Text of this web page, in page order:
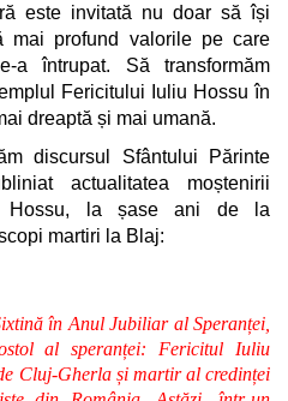
este invitată nu doar să își
mai profund valorile pe care
întrupat. Să transformăm
Fericitului Iuliu Hossu în
dreaptă și mai umană.
discursul Sfântului Părinte
actualitatea moștenirii
Hossu, la șase ani de la
martiri la Blaj:
în Anul Jubiliar al Speranței,
al speranței: Fericitul Iuliu
Cluj-Gherla și martir al credinței